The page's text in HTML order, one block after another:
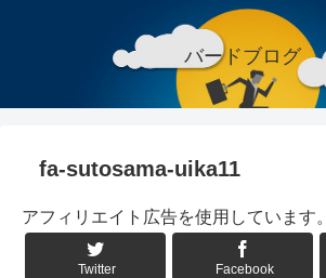
バードブログ
fa-sutosama-uika11
アフィリエイト広告を使用しています。
Twitter Facebook